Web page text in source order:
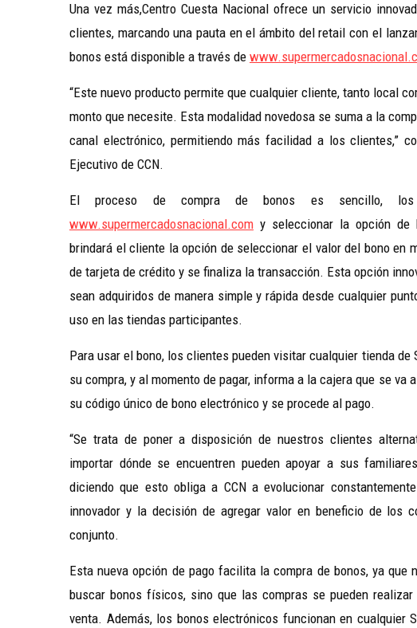
Una vez más,Centro Cuesta Nacional ofrece un servicio
clientes, marcando una pauta en el ámbito del retail con el
bonos está disponible a través de
“Este nuevo producto permite que cualquier cliente, tanto local
monto que necesite. Esta modalidad novedosa se suma a la
canal electrónico, permitiendo más facilidad a los clientes,”
Ejecutivo de CCN.
El proceso de compra de bonos es sencillo,
www.supermercadosnacional.com y seleccionar la opción
brindará el cliente la opción de seleccionar el valor del bono en
de tarjeta de crédito y se finaliza la transacción. Esta opción
sean adquiridos de manera simple y rápida desde cualquier
uso en las tiendas participantes.
Para usar el bono, los clientes pueden visitar cualquier tienda
su compra, y al momento de pagar, informa a la cajera que se
su código único de bono electrónico y se procede al pago.
“Se trata de poner a disposición de nuestros clientes
importar dónde se encuentren pueden apoyar a sus
diciendo que esto obliga a CCN a evolucionar
innovador y la decisión de agregar valor en beneficio de los
conjunto.
Esta nueva opción de pago facilita la compra de bonos, ya
buscar bonos físicos, sino que las compras se pueden
venta. Además, los bonos electrónicos funcionan en cualquier